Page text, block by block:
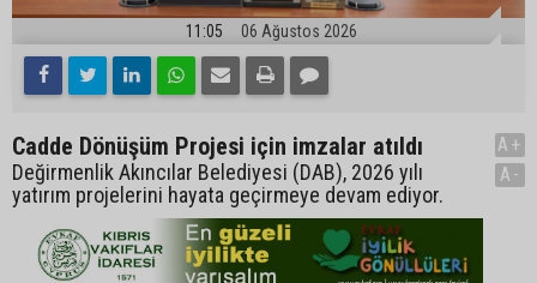
11:05 06 Ağustos 2026
Cadde Dönüşüm Projesi için imzalar atıldı
Değirmenlik Akıncılar Belediyesi (DAB), 2026 yılı
yatırım projelerini hayata geçirmeye devam ediyor.
A+
A-